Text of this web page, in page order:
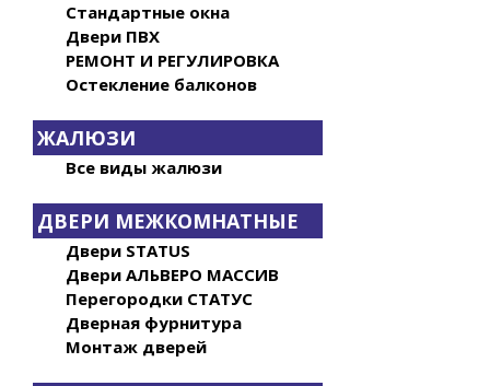
Стандартные окна
Двери ПВХ
РЕМОНТ И РЕГУЛИРОВКА
Остекление балконов
ЖАЛЮЗИ
Все виды жалюзи
ДВЕРИ МЕЖКОМНАТНЫЕ
Двери STATUS
Двери АЛЬВЕРО МАССИВ
Перегородки СТАТУС
Дверная фурнитура
Монтаж дверей